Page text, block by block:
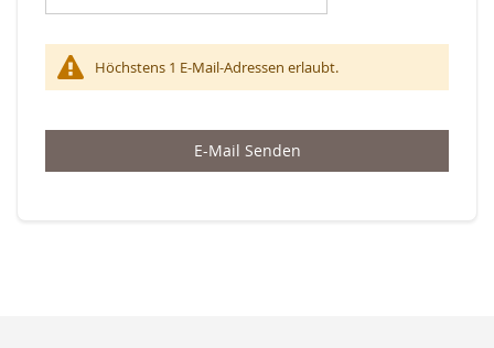
Höchstens 1 E-Mail-Adressen erlaubt.
E-Mail Senden